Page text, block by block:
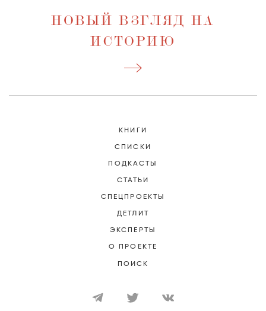
НОВЫЙ ВЗГЛЯД НА
ИСТОРИЮ
КНИГИ
СПИСКИ
ПОДКАСТЫ
СТАТЬИ
СПЕЦПРОЕКТЫ
ДЕТЛИТ
ЭКСПЕРТЫ
О ПРОЕКТЕ
ПОИСК